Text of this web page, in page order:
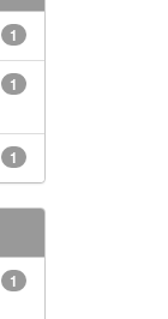
1
1
1
1